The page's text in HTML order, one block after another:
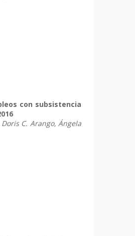
con subsistencia
C. Arango, Ángela